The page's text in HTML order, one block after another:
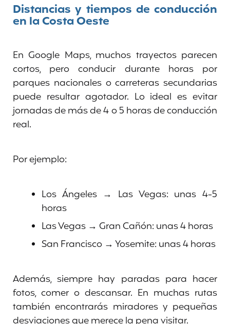
Distancias y tiempos de conducción
en la Costa Oeste
En Google Maps, muchos trayectos parecen
cortos, pero conducir durante horas por
parques nacionales o carreteras secundarias
puede resultar agotador. Lo ideal es evitar
jornadas de más de 4 o 5 horas de conducción
real.
Por ejemplo:
Los Ángeles → Las Vegas: unas 4-5
horas
Las Vegas → Gran Cañón: unas 4 horas
San Francisco → Yosemite: unas 4 horas
Además, siempre hay paradas para hacer
fotos, comer o descansar. En muchas rutas
también encontrarás miradores y pequeñas
desviaciones que merece la pena visitar.